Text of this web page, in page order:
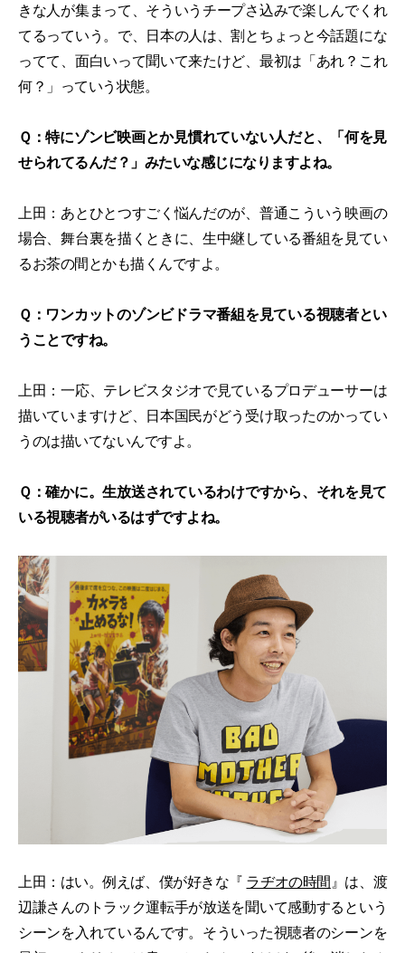
きな人が集まって、そういうチープさ込みで楽しんでくれ
てるっていう。で、日本の人は、割とちょっと今話題にな
ってて、面白いって聞いて来たけど、最初は「あれ？これ
何？」っていう状態。
Ｑ：特にゾンビ映画とか見慣れていない人だと、「何を見
せられてるんだ？」みたいな感じになりますよね。
上田：あとひとつすごく悩んだのが、普通こういう映画の
場合、舞台裏を描くときに、生中継している番組を見てい
るお茶の間とかも描くんですよ。
Ｑ：ワンカットのゾンビドラマ番組を見ている視聴者とい
うことですね。
上田：一応、テレビスタジオで見ているプロデューサーは
描いていますけど、日本国民がどう受け取ったのかってい
うのは描いてないんですよ。
Ｑ：確かに。生放送されているわけですから、それを見て
いる視聴者がいるはずですよね。
上田：はい。例えば、僕が好きな『 ラヂオの時間』は、渡
辺謙さんのトラック運転手が放送を聞いて感動するという
シーンを入れているんです。そういった視聴者のシーンを